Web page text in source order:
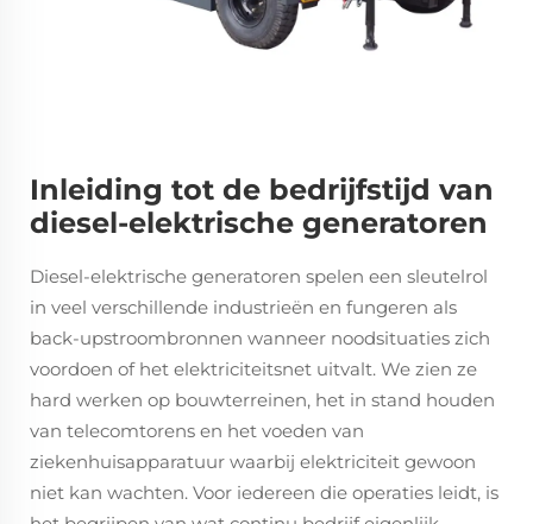
Inleiding tot de bedrijfstijd van
diesel-elektrische generatoren
Diesel-elektrische generatoren spelen een sleutelrol
in veel verschillende industrieën en fungeren als
back-upstroombronnen wanneer noodsituaties zich
voordoen of het elektriciteitsnet uitvalt. We zien ze
hard werken op bouwterreinen, het in stand houden
van telecomtorens en het voeden van
ziekenhuisapparatuur waarbij elektriciteit gewoon
niet kan wachten. Voor iedereen die operaties leidt, is